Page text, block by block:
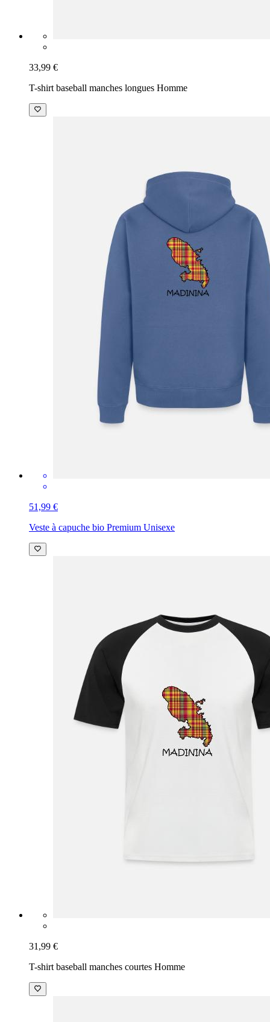
33,99 €
T-shirt baseball manches longues Homme
51,99 €
Veste à capuche bio Premium Unisexe
31,99 €
T-shirt baseball manches courtes Homme